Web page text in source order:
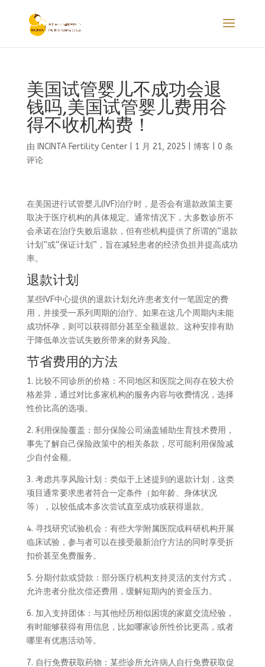
美国试管婴儿不成功会退
钱吗,美国试管婴儿费用谷
得不收机构费！
由 INCINTA Fertility Center| 1 月 21, 2025 博客
0 条
评论
在美国进行试管婴儿(IVF)治疗时，是否会有退款政策主要
取决于医疗机构的具体规定。通常情况下，大多数诊所不
会承诺在治疗失败后退款，但有些机构提供了所谓的“退款
计划”或“保证计划”，旨在减轻患者的经济负担并提高成功
率。
退款计划
某些IVF中心提供的退款计划允许患者支付一笔固定的费
用，并接受一系列周期的治疗。如果在这几个周期内未能
成功怀孕，则可以获得部分甚至全额退款。这种安排有助
于降低单次尝试失败所带来的财务风险。
节省费用的方法
1. 比较不同诊所的价格：不同地区和医院之间存在较大价
格差异，通过对比多家机构的服务内容与收费情况，选择
性价比高的选项。
2. 利用保险覆盖：部分保险公司涵盖辅助生育技术费用，
事先了解自己保险政策中的相关条款，尽可能利用保险减
少自付金额。
3. 考虑共享风险计划：类似于上述提到的退款计划，这类
项目通常要求患者符合一定条件（如年龄、身体状况
等），以较低成本多次尝试直至成功或获得退款。
4. 寻找研究试验机会：有些大学附属医院或科研机构开展
临床试验，参与者可以在接受最新治疗方法的同时享受折
扣价甚至免费服务。
5. 分期付款或贷款：部分医疗机构支持灵活的支付方式，
允许患者分批次偿还费用，缓解短期内的资金压力。
6. 加入支持团体：与其他经历相似困境的家庭交流经验，
有时能够获得有用信息，比如哪家诊所性价比更高，或者
哪里有优惠活动等。
7. 自行免费获取药物：某些诊所允许病人自行免费获取促